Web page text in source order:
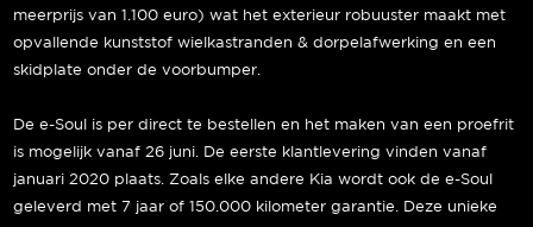
meerprijs van 1.100 euro) wat het exterieur robuuster maakt met
opvallende kunststof wielkastranden & dorpelafwerking en een
skidplate onder de voorbumper.
De e-Soul is per direct te bestellen en het maken van een proefrit
is mogelijk vanaf 26 juni. De eerste klantlevering vinden vanaf
januari 2020 plaats. Zoals elke andere Kia wordt ook de e-Soul
geleverd met 7 jaar of 150.000 kilometer garantie. Deze unieke